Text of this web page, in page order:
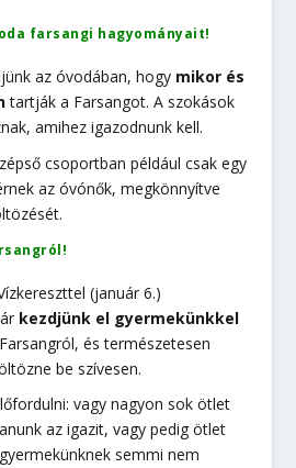
farsangi hagyományait!
az óvodában, hogy mikor és
tartják a Farsangot. A szokások
amihez igazodnunk kell.
csoportban például csak egy
az óvónők, megkönnyítve
(január 6.)
kezdjünk el gyermekünkkel
és természetesen
be szívesen.
vagy nagyon sok ötlet
az igazit, vagy pedig ötlet
semmi nem